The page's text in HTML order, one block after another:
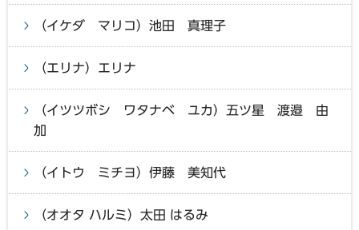
（イケダ マリコ）池田 真理子
（エリナ）エリナ
（イツツボシ ワタナベ ユカ）五ツ星 渡邉 由
加
（イトウ ミチヨ）伊藤 美知代
（オオタ ハルミ）太田 はるみ